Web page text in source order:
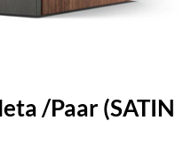
/Paar (SATIN